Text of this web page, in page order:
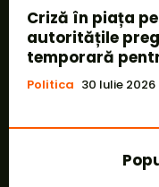
Criză în piața
autoritățile
temporară
Politica 30 Iulie 2026